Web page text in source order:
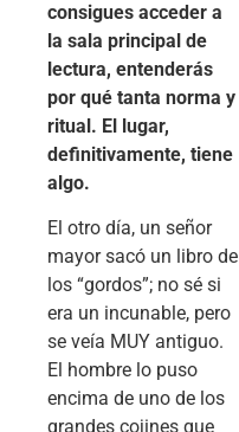
consigues acceder a
la sala principal de
lectura, entenderás
por qué tanta norma y
ritual. El lugar,
definitivamente, tiene
algo.
El otro día, un señor
mayor sacó un libro de
los “gordos”; no sé si
era un incunable, pero
se veía MUY antiguo.
El hombre lo puso
encima de uno de los
grandes cojines que